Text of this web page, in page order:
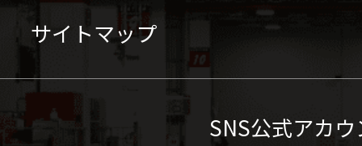
サイトマップ
SNS公式アカ